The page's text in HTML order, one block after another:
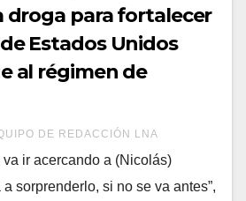
droga para fortalecer
Estados Unidos
al régimen de
DE REDACCIÓN LNA
ir acercando a (Nicolás)
sorprenderlo, si no se va antes”,